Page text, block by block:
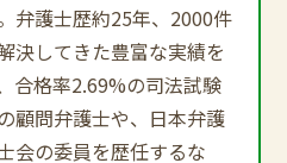
弁護士歴約25年、2000件
決してきた豊富な実績を
合格率2.69%の司法試験
顧問弁護士や、日本弁護
会の委員を歴任するな